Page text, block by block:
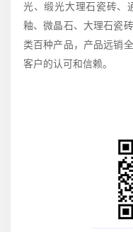
光、缎光大理石瓷砖、
釉、微晶石、大理石瓷
类百种产品，产品远销
客户的认可和信赖。